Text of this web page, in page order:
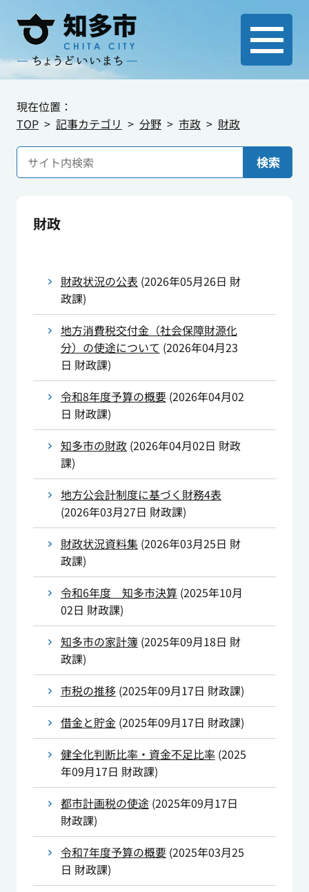
現在位置：
TOP
記事カテゴリ 分野 市政 財政
検索
財政
財政状況の公表 (2026年05月26日 財
政課)
地方消費税交付金（社会保障財源化
分）の使途について (2026年04月23
日 財政課)
令和8年度予算の概要(2026年04月02
日 財政課)
知多市の財政(2026年04月02日 財政
課)
地方公会計制度に基づく財務4表
(2026年03月27日 財政課)
財政状況資料集(2026年03月25日 財
政課)
令和6年度 知多市決算 (2025年10月
02日 財政課)
知多市の家計簿(2025年09月18日 財
政課)
市税の推移(2025年09月17日 財政課)
借金と貯金(2025年09月17日 財政課)
健全化判断比率・資金不足比率(2025
年09月17日 財政課)
都市計画税の使途(2025年09月17日
財政課)
令和7年度予算の概要(2025年03月25
日 財政課)